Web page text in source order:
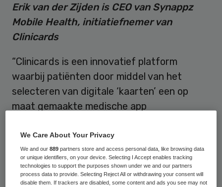
Erik van der Zijden is CEO van Synappz
Mobile Health, initiatiefnemer van
Clinicards
“Clinicards is een innovatief platform
waarbij patiënten door middel van het
selecteren van digitale ‘kaarten’ een op
maat gemaakte medische app
stelt zelf bepaalde gegevens bij te houden
(Patient Generated Health Data). Denk
hierbij aan zaken zoals hartslag, bloeddruk,
activiteit, pijnscore, maar ook vragenlijsten
We Care About Your Privacy
We and our889 partners store and access personal data, like browsing data
or unique identifiers, on your device. Selecting I Accept enables tracking
technologies to support the purposes shown under we and our partners
process data to provide. Selecting Reject All or withdrawing your consent will
disable them. If trackers are disabled, some content and ads you see may not